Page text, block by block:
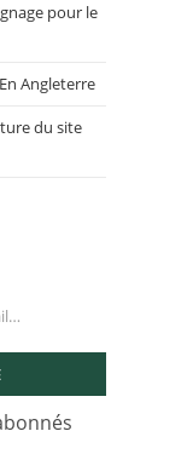
pour le
Angleterre
du site